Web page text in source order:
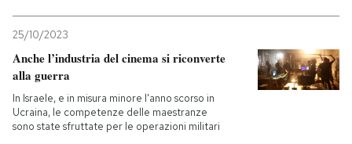
25/10/2023
Anche l’industria del cinema si riconverte
alla guerra
In Israele, e in misura minore l'anno scorso in
Ucraina, le competenze delle maestranze
sono state sfruttate per le operazioni militari